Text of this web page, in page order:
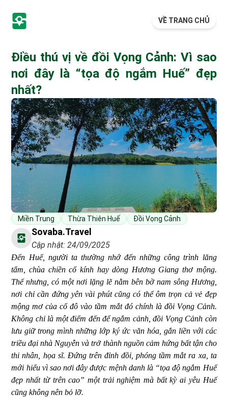
VỀ TRANG CHỦ
Điều thú vị về đồi Vọng Cảnh: Vì sao
nơi đây là “tọa độ ngắm Huế” đẹp
nhất?
Miền Trung Thừa Thiên Huế Đồi Vọng Cảnh
Sovaba.travel
Cập nhật: 24/09/2025
Đến Huế, người ta thường nhớ đến những công trình lăng
tẩm, chùa chiền cổ kính hay dòng Hương Giang thơ mộng.
Thế nhưng, có một nơi lặng lẽ nằm bên bờ nam sông Hương,
nơi chỉ cần đứng yên vài phút cũng có thể ôm trọn cả vẻ đẹp
mộng mơ của cố đô vào tầm mắt đó chính là đồi Vọng Cảnh.
Không chỉ là một điểm đến để ngắm cảnh, đồi Vọng Cảnh còn
lưu giữ trong mình những lớp ký ức văn hóa, gắn liền với các
triều đại nhà Nguyễn và trở thành nguồn cảm hứng bất tận cho
thi nhân, họa sĩ. Đứng trên đỉnh đồi, phóng tầm mắt ra xa, ta
mới hiểu vì sao nơi đây được mệnh danh là “tọa độ ngắm Huế
đẹp nhất từ trên cao” một trải nghiệm mà bất kỳ ai yêu Huế
cũng không nên bỏ lỡ.